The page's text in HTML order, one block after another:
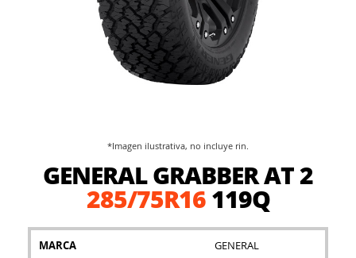
GENERAL GRABBER AT 2
285/75R16119Q
MARCA GENERAL
*Imagen ilustrativa, no incluye rin.
galería